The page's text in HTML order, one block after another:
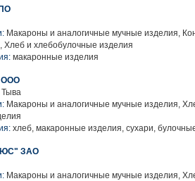
Макароны и аналогичные мучные изделия,
Хлеб и хлебобулочные изделия
макаронные изделия
ООО
Тыва
Макароны и аналогичные мучные изделия,
хлеб, макаронные изделия, сухари,
ЗАО
Макароны и аналогичные мучные изделия,